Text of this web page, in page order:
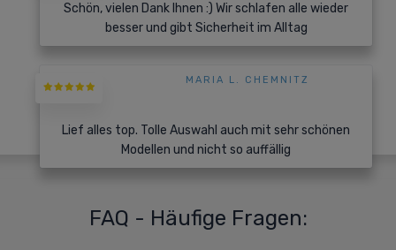
Schön, vielen Dank Ihnen :) Wir schlafen alle wieder
besser und gibt Sicherheit im Alltag
MARIA L. CHEMNITZ
Lief alles top. Tolle Auswahl auch mit sehr schönen
Modellen und nicht so auffällig
FAQ - Häufige Fragen: